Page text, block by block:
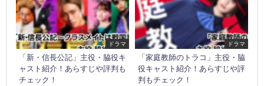
ドラマ
「新・信長公記」主役・脇役キ
ャスト紹介！あらすじや評判も
チェック！
ドラマ
「家庭教師のトラコ」主役・脇
役キャスト紹介！あらすじや評
判もチェック！